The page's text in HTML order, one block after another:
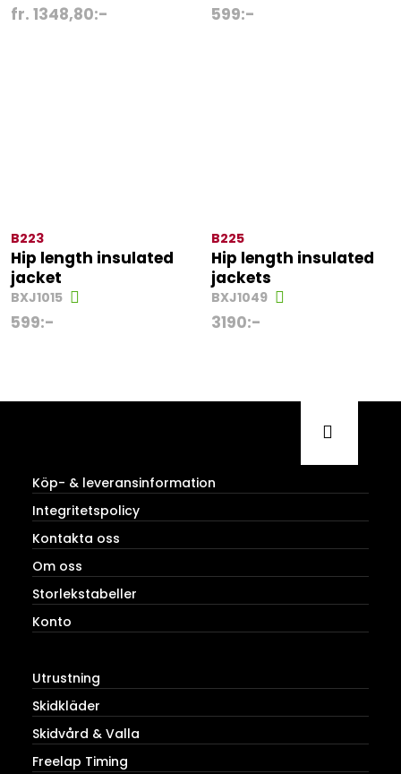
fr. 1348,80:- 599:-
B223
Hip length insulated
jacket
BXJ1015
599:-
B225
Hip length insulated
jackets
BXJ1049
3190:-
Köp- & leveransinformation
Integritetspolicy
Kontakta oss
Om oss
Storlekstabeller
Konto
Utrustning
Skidkläder
Skidvård & Valla
Freelap Timing